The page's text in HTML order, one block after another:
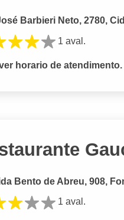
Barbieri Neto, 2780,
1 aval.
horario de atendimento.
Bento de Abreu, 908,
1 aval.